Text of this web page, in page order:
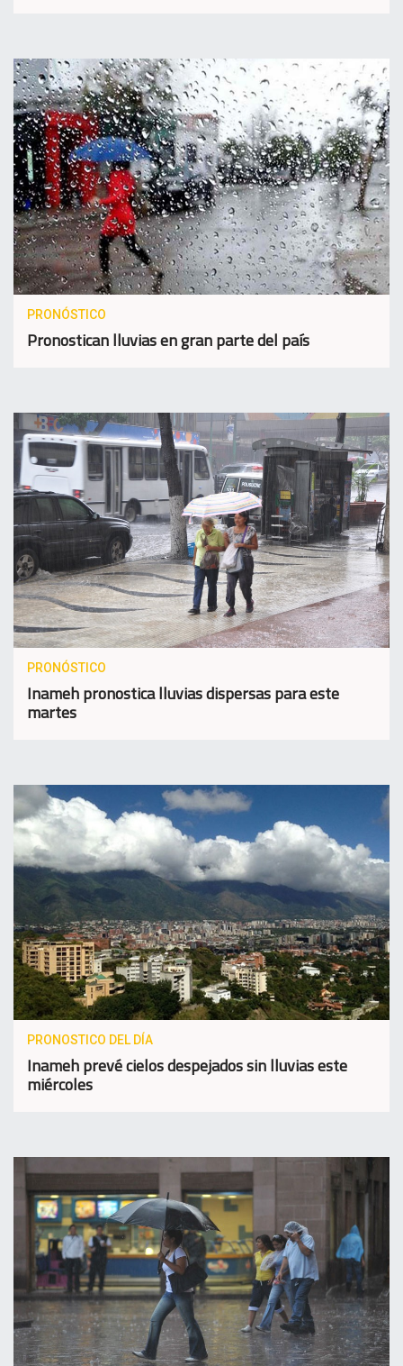
PRONÓSTICO
Pronostican lluvias en gran parte del país
PRONÓSTICO
Inameh pronostica lluvias dispersas para este
martes
PRONOSTICO DEL DÍA
Inameh prevé cielos despejados sin lluvias este
miércoles